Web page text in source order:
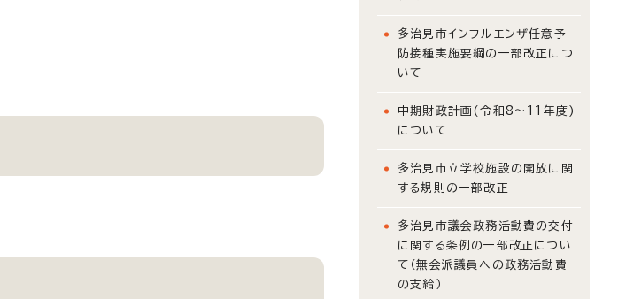
多治見市インフルエンザ任意予
防接種実施要綱の一部改正につ
いて
中期財政計画(令和8～11年度)
について
多治見市立学校施設の開放に関
する規則の一部改正
多治見市議会政務活動費の交付
に関する条例の一部改正につい
て（無会派議員への政務活動費
の支給）